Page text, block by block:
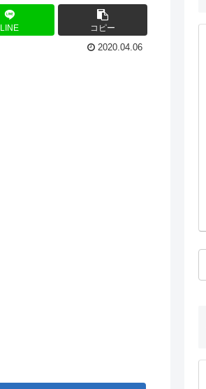
LINE コピー
2020.04.06